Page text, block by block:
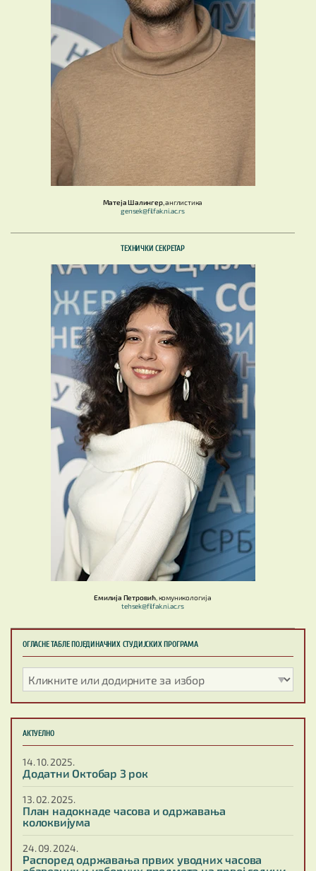
Матеја Шалингер, англистика
gensek@filfak.ni.ac.rs
ТЕХНИЧКИ СЕКРЕТАР
Емилија Петровић , комуникологија
tehsek@filfak.ni.ac.rs
ОГЛАСНЕ ТАБЛЕ ПОЈЕДИНАЧНИХ СТУДИЈСКИХ ПРОГРАМА
АКТУЕЛНО
14. 10. 2025.
Додатни Октобар 3 рок
13. 02. 2025.
План надокнаде часова и одржавања
колоквијума
24. 09. 2024.
Распоред одржавања првих уводних часова